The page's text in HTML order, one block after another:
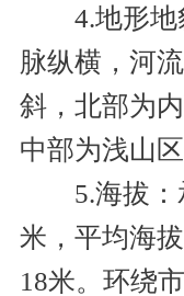
4.地形地
脉纵横，河
斜，北部为
中部为浅山
5.海拔：
米，平均海
18米。环绕